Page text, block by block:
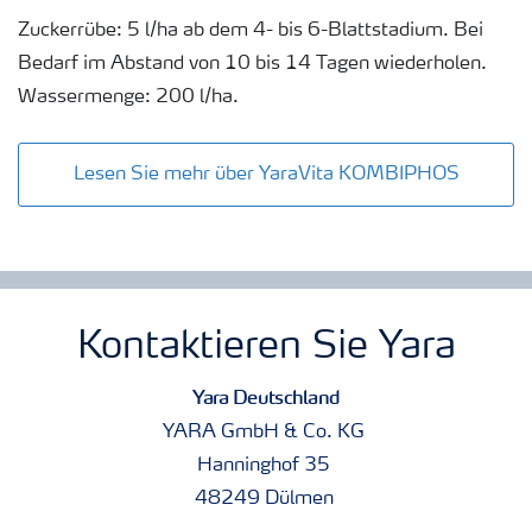
Zuckerrübe: 5 l/ha ab dem 4- bis 6-Blattstadium. Bei
Bedarf im Abstand von 10 bis 14 Tagen wiederholen.
Wassermenge: 200 l/ha.
Lesen Sie mehr über YaraVita KOMBIPHOS
Kontaktieren Sie Yara
Yara Deutschland
YARA GmbH & Co. KG
Hanninghof 35
48249 Dülmen